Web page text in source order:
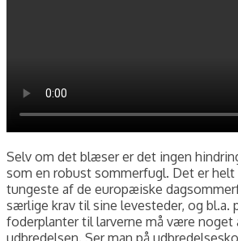
Selv om det blæser er det ingen
som en robust sommerfugl. Det er helt
tungeste af de europæiske
særlige krav til sine levesteder, og bl.a.
foderplanter til larverne må være noget
udbredelsen. Ser man på